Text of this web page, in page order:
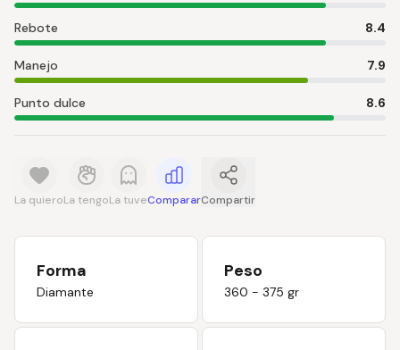
Rebote 8.4
Manejo 7.9
Punto dulce 8.6
La quieroLa tengoLa tuveCompararCompartir
Forma
Diamante
Peso
360 - 375 gr